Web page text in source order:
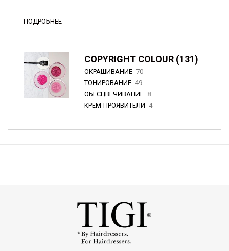
ПОДРОБНЕЕ
COPYRIGHT COLOUR (131)
ОКРАШИВАНИЕ 70
ТОНИРОВАНИЕ 49
ОБЕСЦВЕЧИВАНИЕ 8
КРЕМ-ПРОЯВИТЕЛИ 4